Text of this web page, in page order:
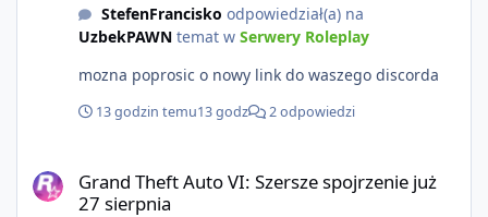
StefenFrancisko odpowiedział(a) na
UzbekPAWN temat w Serwery Roleplay
mozna poprosic o nowy link do waszego discorda
13 godzin temu13 godz 2 odpowiedzi
Grand Theft Auto VI: Szersze spojrzenie już
27 sierpnia